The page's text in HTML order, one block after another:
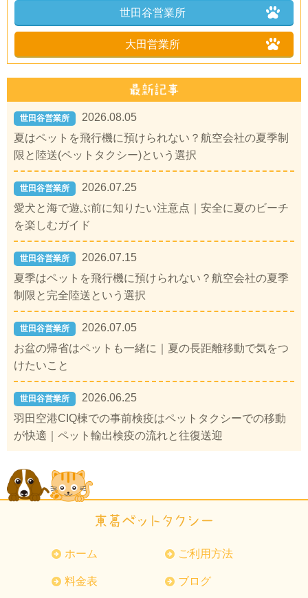
世田谷営業所
大田営業所
世田谷営業所
2026.08.05
夏はペットを飛行機に預けられない？航空会社の夏季制
限と陸送(ペットタクシー)という選択
世田谷営業所
2026.07.25
愛犬と海で遊ぶ前に知りたい注意点｜安全に夏のビーチ
を楽しむガイド
世田谷営業所
2026.07.15
夏季はペットを飛行機に預けられない？航空会社の夏季
制限と完全陸送という選択
世田谷営業所
2026.07.05
お盆の帰省はペットも一緒に｜夏の長距離移動で気をつ
けたいこと
世田谷営業所
2026.06.25
羽田空港CIQ棟での事前検疫はペットタクシーでの移動
が快適｜ペット輸出検疫の流れと往復送迎
ホーム ご利用方法
料金表 ブログ